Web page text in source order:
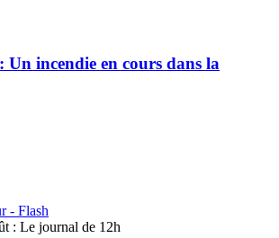
Un incendie en cours dans la
- Flash
: Le journal de 12h